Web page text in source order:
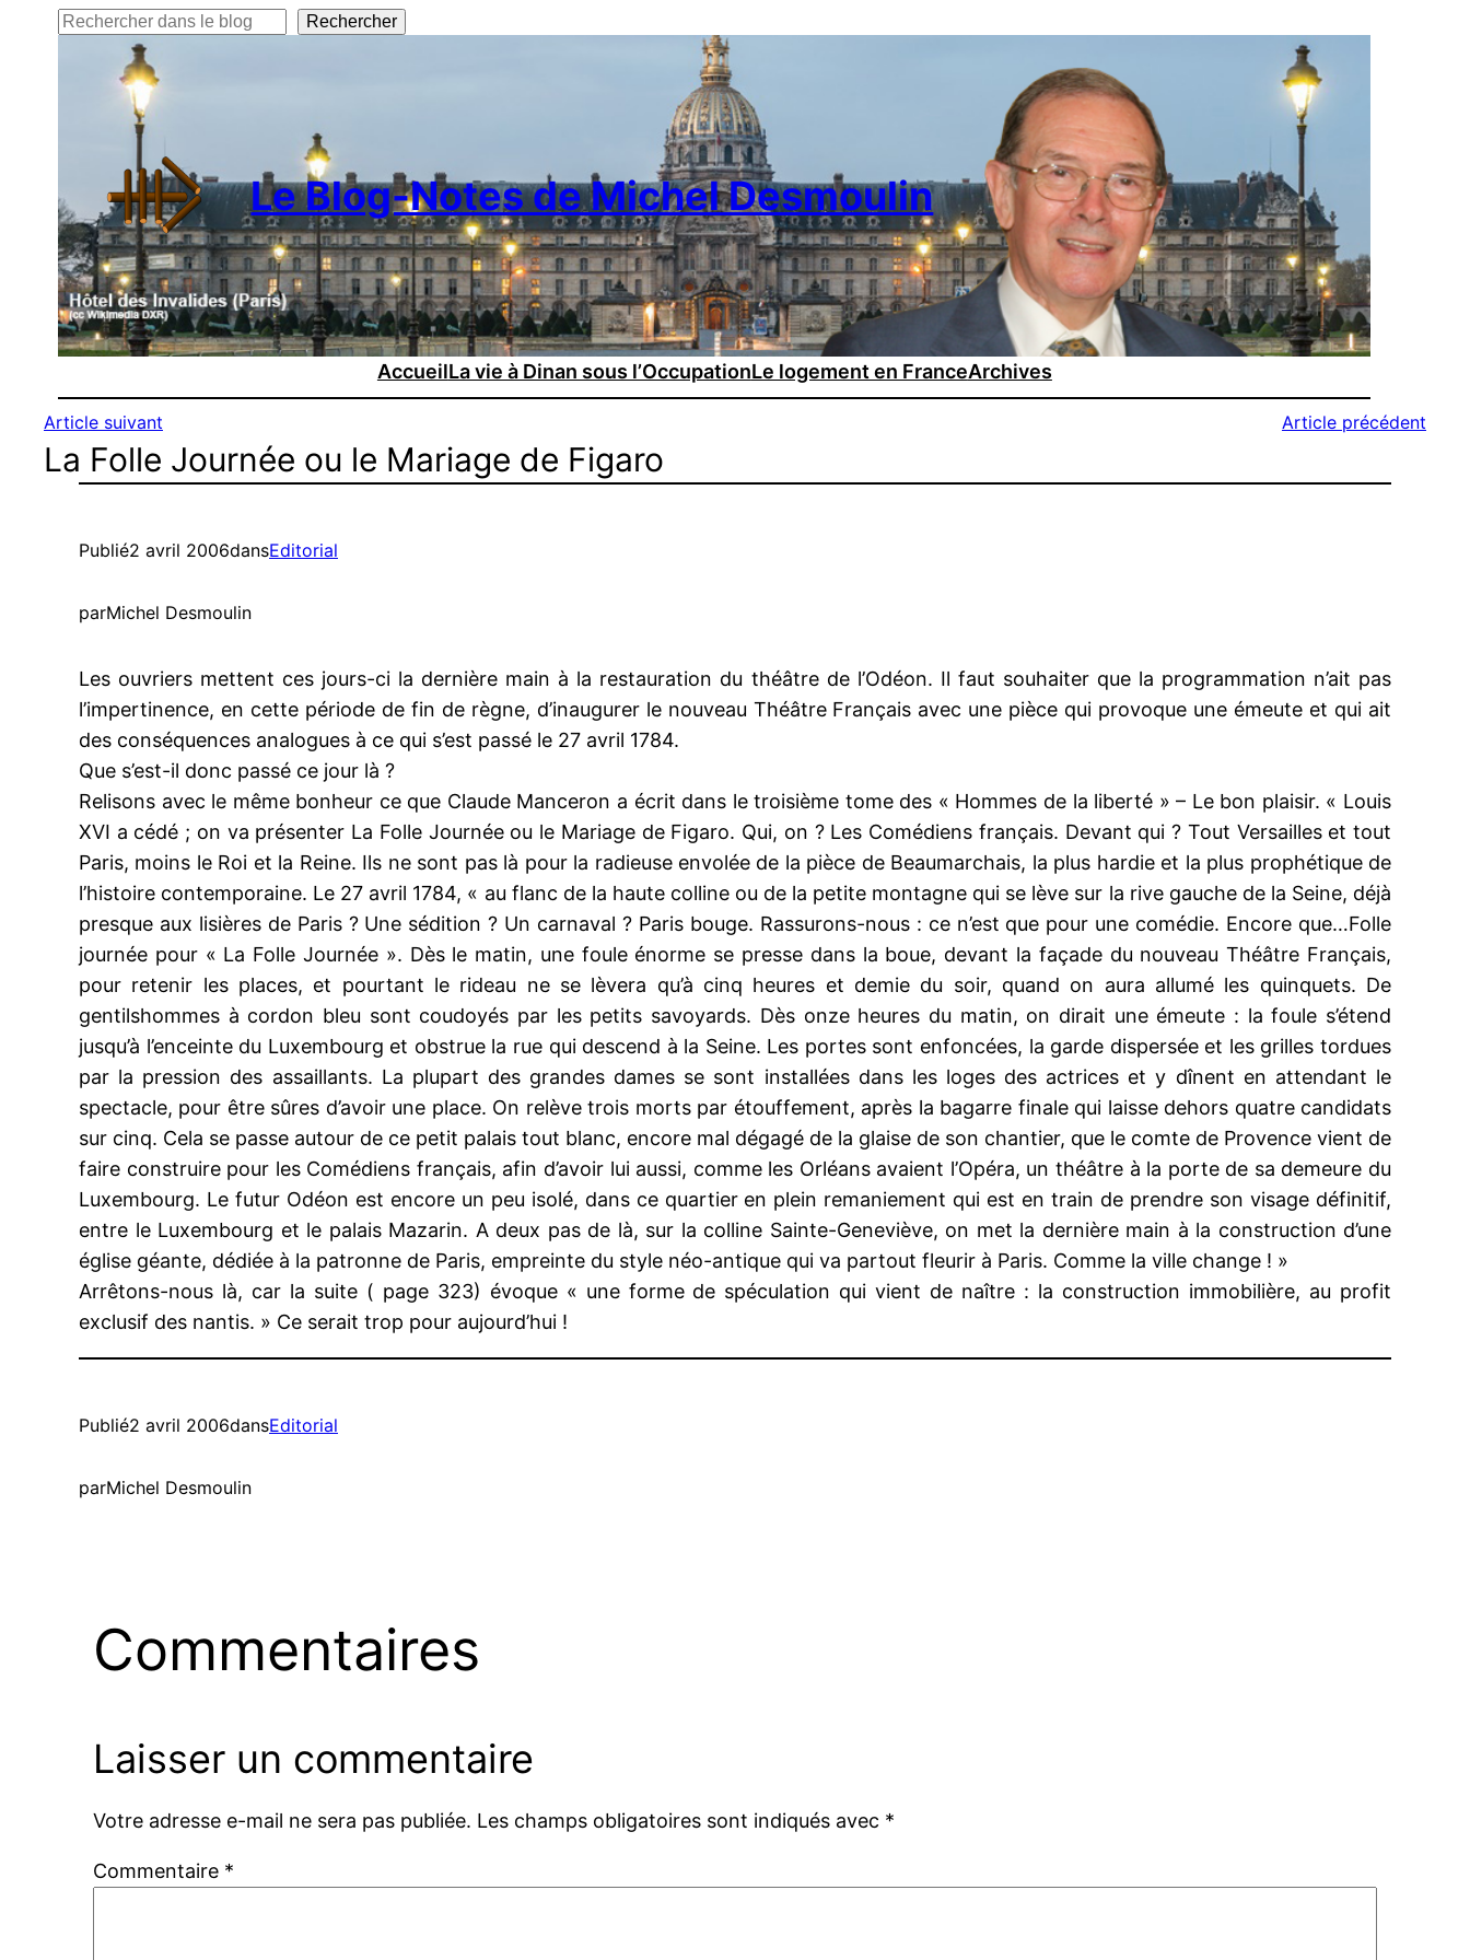
Rechercher Rechercher
Le Blog-Notes de Michel Desmoulin
AccueilLa vie à Dinan sous l’OccupationLe logement en FranceArchives
Article suivant Article précédent
La Folle Journée ou le Mariage de Figaro
Publié2 avril 2006dansEditorial
parMichel Desmoulin
Les ouvriers mettent ces jours-ci la dernière main à la restauration du théâtre de l’Odéon. Il faut souhaiter que la programmation n’ait pas
l’impertinence, en cette période de fin de règne, d’inaugurer le nouveau Théâtre Français avec une pièce qui provoque une émeute et qui ait
des conséquences analogues à ce qui s’est passé le 27 avril 1784.
Que s’est-il donc passé ce jour là ?
Relisons avec le même bonheur ce que Claude Manceron a écrit dans le troisième tome des « Hommes de la liberté » – Le bon plaisir. « Louis
XVI a cédé ; on va présenter La Folle Journée ou le Mariage de Figaro. Qui, on ? Les Comédiens français. Devant qui ? Tout Versailles et tout
Paris, moins le Roi et la Reine. Ils ne sont pas là pour la radieuse envolée de la pièce de Beaumarchais, la plus hardie et la plus prophétique de
l’histoire contemporaine. Le 27 avril 1784, « au flanc de la haute colline ou de la petite montagne qui se lève sur la rive gauche de la Seine, déjà
presque aux lisières de Paris ? Une sédition ? Un carnaval ? Paris bouge. Rassurons-nous : ce n’est que pour une comédie. Encore que…Folle
journée pour « La Folle Journée ». Dès le matin, une foule énorme se presse dans la boue, devant la façade du nouveau Théâtre Français,
pour retenir les places, et pourtant le rideau ne se lèvera qu’à cinq heures et demie du soir, quand on aura allumé les quinquets. De
gentilshommes à cordon bleu sont coudoyés par les petits savoyards. Dès onze heures du matin, on dirait une émeute : la foule s’étend
jusqu’à l’enceinte du Luxembourg et obstrue la rue qui descend à la Seine. Les portes sont enfoncées, la garde dispersée et les grilles tordues
par la pression des assaillants. La plupart des grandes dames se sont installées dans les loges des actrices et y dînent en attendant le
spectacle, pour être sûres d’avoir une place. On relève trois morts par étouffement, après la bagarre finale qui laisse dehors quatre candidats
sur cinq. Cela se passe autour de ce petit palais tout blanc, encore mal dégagé de la glaise de son chantier, que le comte de Provence vient de
faire construire pour les Comédiens français, afin d’avoir lui aussi, comme les Orléans avaient l’Opéra, un théâtre à la porte de sa demeure du
Luxembourg. Le futur Odéon est encore un peu isolé, dans ce quartier en plein remaniement qui est en train de prendre son visage définitif,
entre le Luxembourg et le palais Mazarin. A deux pas de là, sur la colline Sainte-Geneviève, on met la dernière main à la construction d’une
église géante, dédiée à la patronne de Paris, empreinte du style néo-antique qui va partout fleurir à Paris. Comme la ville change ! »
Arrêtons-nous là, car la suite ( page 323) évoque « une forme de spéculation qui vient de naître : la construction immobilière, au profit
exclusif des nantis. » Ce serait trop pour aujourd’hui !
Publié2 avril 2006dansEditorial
parMichel Desmoulin
Commentaires
Laisser un commentaire
Votre adresse e-mail ne sera pas publiée. Les champs obligatoires sont indiqués avec *
Commentaire *